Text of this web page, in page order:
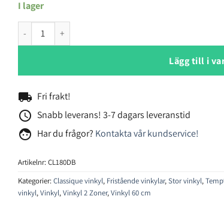
I lager
Temptech Classique CL180DB vinkyl mängd
Lägg till i
local_shipping Fri frakt!
access_time Snabb leverans! 3-7 dagars leveranstid
face Har du frågor? Kontakta vår kundservice!
Artikelnr:CL180DB
Kategorier:Classique vinkyl, Fristående vinkylar,Stor vinkyl,
vinkyl,Vinkyl,Vinkyl 2 Zoner,Vinkyl 60 cm